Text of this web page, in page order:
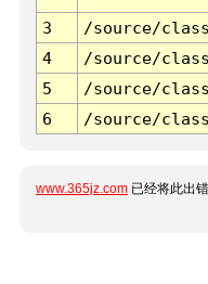
3 /source/
4
/source/
5
/source/
6
/source/
www.365jz.com 已经将此出